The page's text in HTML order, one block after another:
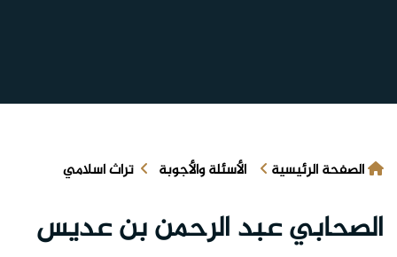
الصفحة الرئيسية الأسئلة والأجوبة تراث اسلامي
الصحابي عبد الرحمن بن عديس